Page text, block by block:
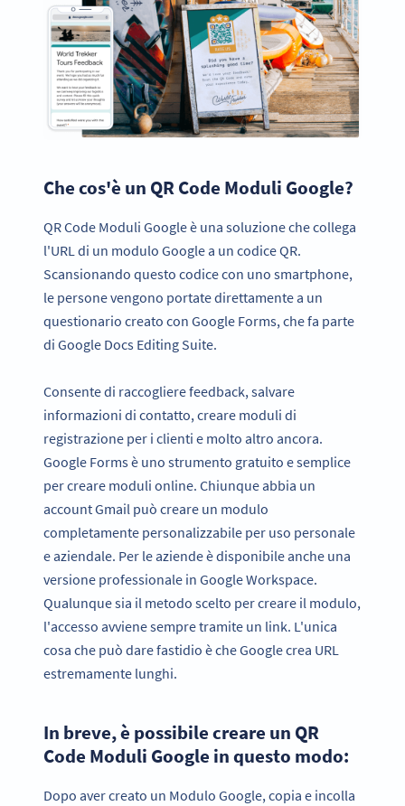
Che cos'è un QR Code Moduli Google?
QR Code Moduli Google è una soluzione che collega
l'URL di un modulo Google a un codice QR.
Scansionando questo codice con uno smartphone,
le persone vengono portate direttamente a un
questionario creato con Google Forms, che fa parte
di Google Docs Editing Suite.
Consente di raccogliere feedback, salvare
informazioni di contatto, creare moduli di
registrazione per i clienti e molto altro ancora.
Google Forms è uno strumento gratuito e semplice
per creare moduli online. Chiunque abbia un
account Gmail può creare un modulo
completamente personalizzabile per uso personale
e aziendale. Per le aziende è disponibile anche una
versione professionale in Google Workspace.
Qualunque sia il metodo scelto per creare il modulo,
l'accesso avviene sempre tramite un link. L'unica
cosa che può dare fastidio è che Google crea URL
estremamente lunghi.
In breve, è possibile creare un QR
Code Moduli Google in questo modo:
Dopo aver creato un Modulo Google, copia e incolla